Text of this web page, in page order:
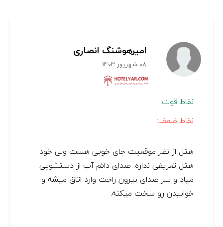
امیرهوشنگ انصاری
08 شهریور 1403
نقاط قوت:
نقاط ضعف:
هتل از نظر موقعیت جای خوبی هست ولی خود
هتل تعریفی نداره. صدای دائم آب از دستشویی
میاد و سر صدای بیرون راحت وارد اتاق میشه و
خوابیدن رو سخت میکنه.